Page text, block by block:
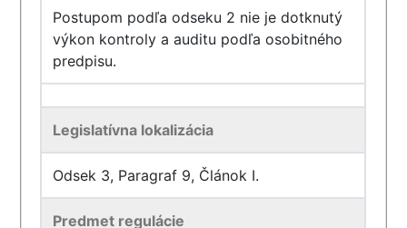
Postupom podľa odseku 2 nie je dotknutý
výkon kontroly a auditu podľa osobitného
predpisu.
Legislatívna lokalizácia
Odsek 3, Paragraf 9, Článok I.
Predmet regulácie